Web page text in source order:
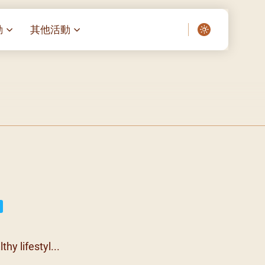
至9
03)
04)
05)
06)
07)
其他活動
lifestyl...